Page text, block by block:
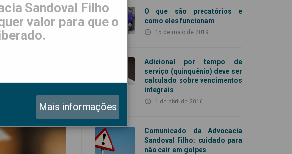
O que são precatórios e
como eles funcionam
access_time 15 de maio de 2019
Adicional por tempo de
serviço (quinquênio) deve ser
calculado sobre vencimentos
integrais
access_time 1 de abril de 2016
Comunicado da Advocacia
Sandoval Filho: cuidado para
não cair em golpes
Sandoval Filho
valor para que o
Mais informações